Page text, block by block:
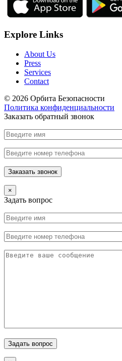
Explore Links
About Us
Press
Services
Contact
© 2026 Орбита Безопасности
Политика конфиденциальности
Заказать обратный звонок
×
Задать вопрос